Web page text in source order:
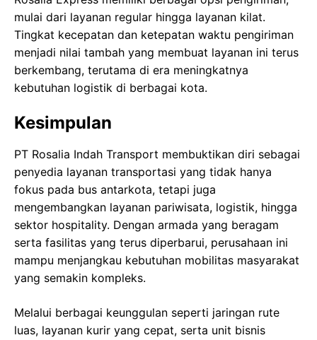
mulai dari layanan regular hingga layanan kilat.
Tingkat kecepatan dan ketepatan waktu pengiriman
menjadi nilai tambah yang membuat layanan ini terus
berkembang, terutama di era meningkatnya
kebutuhan logistik di berbagai kota.
Kesimpulan
PT Rosalia Indah Transport membuktikan diri sebagai
penyedia layanan transportasi yang tidak hanya
fokus pada bus antarkota, tetapi juga
mengembangkan layanan pariwisata, logistik, hingga
sektor hospitality. Dengan armada yang beragam
serta fasilitas yang terus diperbarui, perusahaan ini
mampu menjangkau kebutuhan mobilitas masyarakat
yang semakin kompleks.
Melalui berbagai keunggulan seperti jaringan rute
luas, layanan kurir yang cepat, serta unit bisnis